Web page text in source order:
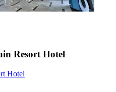
Resort Hotel
Hotel